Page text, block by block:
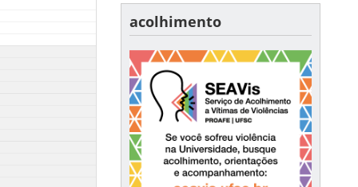
acolhimento